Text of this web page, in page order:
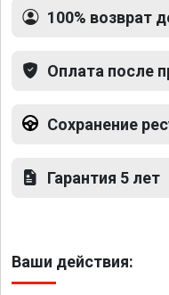
100% возврат
Оплата после
Сохранение
Гарантия 5 лет
Ваши действия: